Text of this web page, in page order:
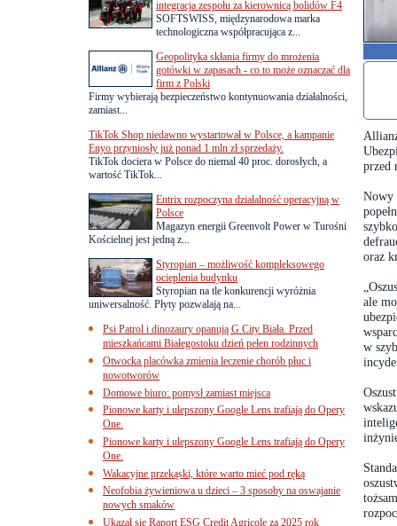
przed
Nowy
oraz
ale
w
integracja zespołu za kierownicą bolidów F4
SOFTSWISS, międzynarodowa marka
technologiczna współpracująca z...
Geopolityka skłania firmy do mrożenia
gotówki w zapasach - co to może oznaczać dla
firm z Polski
Firmy wybierają bezpieczeństwo kontynuowania działalności,
zamiast...
TikTok Shop niedawno wystartował w Polsce, a kampanie
Enyo przyniosły już ponad 1 mln zł sprzedaży.
TikTok dociera w Polsce do niemal 40 proc. dorosłych, a
wartość TikTok...
Entrix rozpoczyna działalność operacyjną w
Polsce
Magazyn energii Greenvolt Power w Turośni
Kościelnej jest jedną z...
Styropian – możliwość kompleksowego
ocieplenia budynku
Styropian na tle konkurencji wyróżnia
uniwersalność. Płyty pozwalają na...
Psi Patrol i dinozaury opanują G City Biała. Przed
mieszkańcami Białegostoku dzień pełen rodzinnych
Otwocka placówka zmienia leczenie chorób płuc i
nowotworów
Domowe biuro: pomysł zamiast miejsca
Pionowe karty i ulepszony Google Lens trafiają do Opery
One.
Pionowe karty i ulepszony Google Lens trafiają do Opery
One.
Wakacyjne przekąski, które warto mieć pod ręką
Neofobia żywieniowa u dzieci – 3 sposoby na oswajanie
nowych smaków
Ukazał się Raport ESG Credit Agricole za 2025 rok